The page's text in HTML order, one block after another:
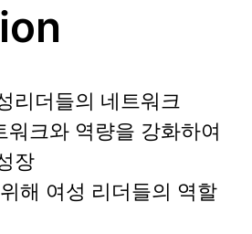
리더들의 네트워크
워크와 역량을 강화하여
장
해 여성 리더들의 역할